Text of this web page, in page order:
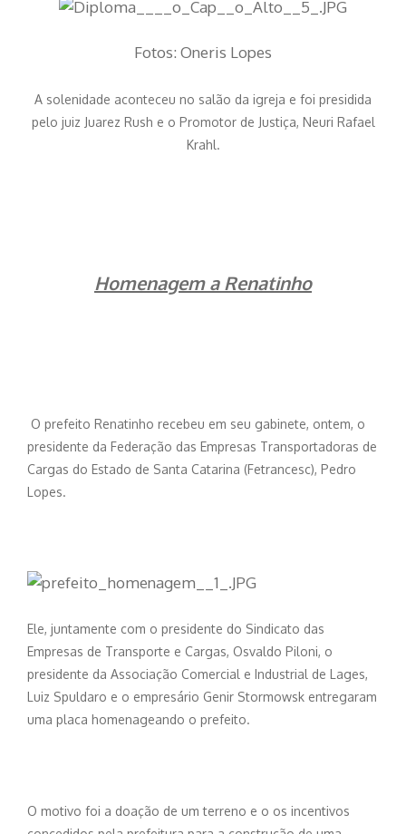
Fotos: Oneris Lopes
A solenidade aconteceu no salão da igreja e foi presidida
pelo juiz Juarez Rush e o Promotor de Justiça, Neuri Rafael
Krahl.
Homenagem a Renatinho
O prefeito Renatinho recebeu em seu gabinete, ontem, o
presidente da Federação das Empresas Transportadoras de
Cargas do Estado de Santa Catarina (Fetrancesc), Pedro
Lopes.
Ele, juntamente com o presidente do Sindicato das
Empresas de Transporte e Cargas, Osvaldo Piloni, o
presidente da Associação Comercial e Industrial de Lages,
Luiz Spuldaro e o empresário Genir Stormowsk entregaram
uma placa homenageando o prefeito.
O motivo foi a doação de um terreno e o os incentivos